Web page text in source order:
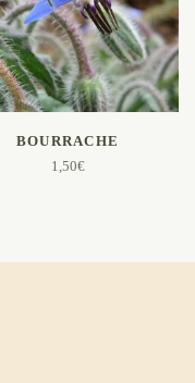
AJOUTER AU PANIER
BOURRACHE
1,50€